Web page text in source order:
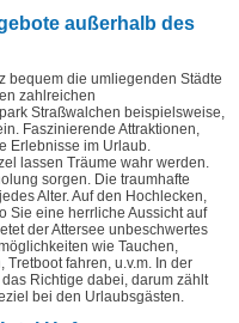
außerhalb des
bequem die umliegenden Städte
zahlreichen
Straßwalchen beispielsweise,
Faszinierende Attraktionen,
Erlebnisse im Urlaub.
lassen Träume wahr werden.
sorgen. Die traumhafte
Alter. Auf den Hochlecken,
Sie eine herrliche Aussicht auf
der Attersee unbeschwertes
wie Tauchen,
fahren, u.v.m. In der
Richtige dabei, darum zählt
bei den Urlaubsgästen.